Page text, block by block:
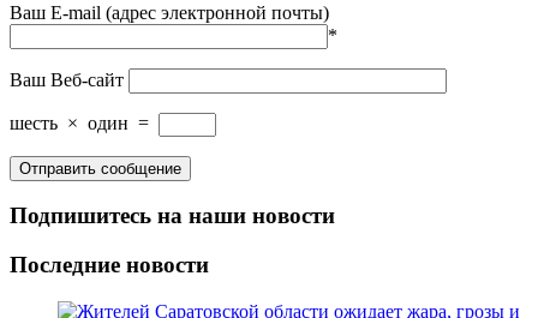
Ваш E-mail (адрес электронной почты)
*
Ваш Веб-сайт
шесть × один =
Подпишитесь на наши новости
Последние новости